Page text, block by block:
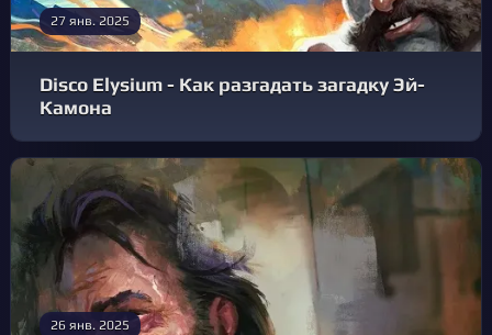
27 янв. 2025
Disco Elysium - Как разгадать загадку Эй-
Камона
26 янв. 2025